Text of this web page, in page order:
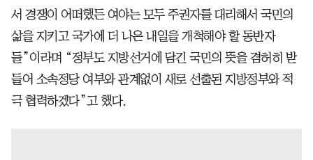
서 경쟁이 어떠했든 여야는 모두 주권자를 대리해서 국민의
삶을 지키고 국가에 더 나은 내일을 개척해야 할 동반자
들”이라며 “정부도 지방선거에 담긴 국민의 뜻을 겸허히 받
들어 소속정당 여부와 관계없이 새로 선출된 지방정부와 적
극 협력하겠다”고 했다.